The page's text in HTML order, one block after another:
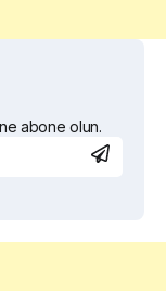
abone olun.